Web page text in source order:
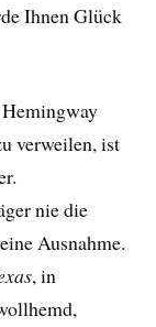
Ihnen Glück
verweilen, ist
nie die
Ausnahme.
, in